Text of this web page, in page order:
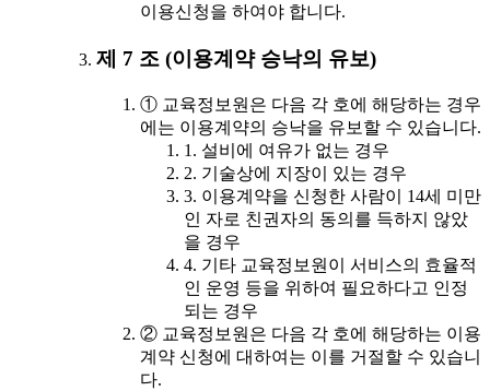
이용신청을 하여야 합니다.
제 7 조 (이용계약 승낙의 유보)
① 교육정보원은 다음 각 호에 해당하는 경우
에는 이용계약의 승낙을 유보할 수 있습니다.
1. 설비에 여유가 없는 경우
2. 기술상에 지장이 있는 경우
3. 이용계약을 신청한 사람이 14세 미만
인 자로 친권자의 동의를 득하지 않았
을 경우
4. 기타 교육정보원이 서비스의 효율적
인 운영 등을 위하여 필요하다고 인정
되는 경우
② 교육정보원은 다음 각 호에 해당하는 이용
계약 신청에 대하여는 이를 거절할 수 있습니
다.